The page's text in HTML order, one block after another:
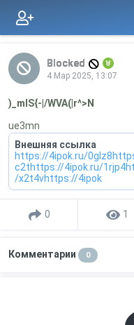
Blocked
4 Мар 2025, 13:07
)_mIS{-|/WVA(|r^>N
ue3mn
Внешняя ссылка
https://4ipok.ru/
c2thttps://4ipok.ru/
/x2t4vhttps://4ipok
0 1
Комментарии 0